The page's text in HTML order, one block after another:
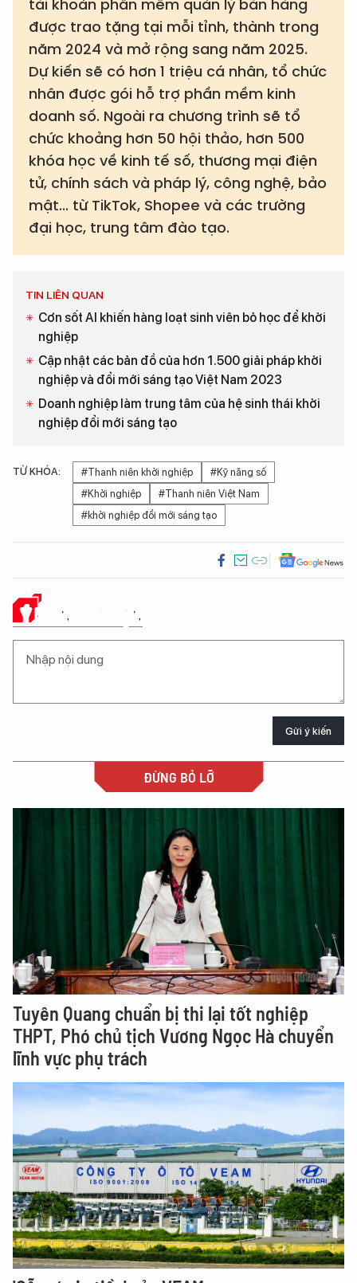
tài khoản phần mềm quản lý bán hàng
được trao tặng tại mỗi tỉnh, thành trong
năm 2024 và mở rộng sang năm 2025.
Dự kiến sẽ có hơn 1 triệu cá nhân, tổ chức
nhân được gói hỗ trợ phần mềm kinh
doanh số. Ngoài ra chương trình sẽ tổ
chức khoảng hơn 50 hội thảo, hơn 500
khóa học về kinh tế số, thương mại điện
tử, chính sách và pháp lý, công nghệ, bảo
mật... từ TikTok, Shopee và các trường
đại học, trung tâm đào tạo.
TIN LIÊN QUAN
Cơn sốt AI khiến hàng loạt sinh viên bỏ học để khởi
nghiệp
Cập nhật các bản đồ của hơn 1.500 giải pháp khởi
nghiệp và đổi mới sáng tạo Việt Nam 2023
Doanh nghiệp làm trung tâm của hệ sinh thái khởi
nghiệp đổi mới sáng tạo
TỪ KHÓA: #Thanh niên khởi nghiệp
#Kỹ năng số
#Khởi nghiệp
#Thanh niên Việt Nam
#khởi nghiệp đổi mới sáng tạo
Ý KIẾN CỦA BẠN
Gửi ý kiến
ĐỪNG BỎ LỠ
Tuyên Quang chuẩn bị thi lại tốt nghiệp
THPT, Phó chủ tịch Vương Ngọc Hà chuyển
lĩnh vực phụ trách